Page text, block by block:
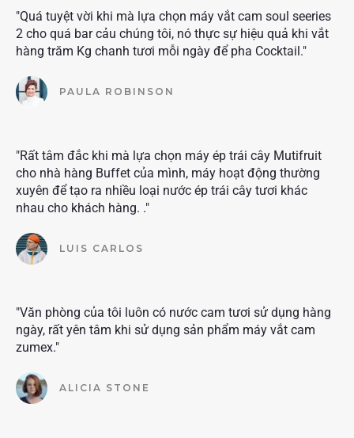
"Quá tuyệt vời khi mà lựa chọn máy vắt cam soul seeries
2 cho quá bar cảu chúng tôi, nó thực sự hiệu quả khi vắt
hàng trăm Kg chanh tươi mỗi ngày để pha Cocktail."
PAULA ROBINSON
"Rất tâm đắc khi mà lựa chọn máy ép trái cây Mutifruit
cho nhà hàng Buffet của mình, máy hoạt động thường
xuyên để tạo ra nhiều loại nước ép trái cây tươi khác
nhau cho khách hàng. ."
LUIS CARLOS
"Văn phòng của tôi luôn có nước cam tươi sử dụng hàng
ngày, rất yên tâm khi sử dụng sản phẩm máy vắt cam
zumex."
ALICIA STONE